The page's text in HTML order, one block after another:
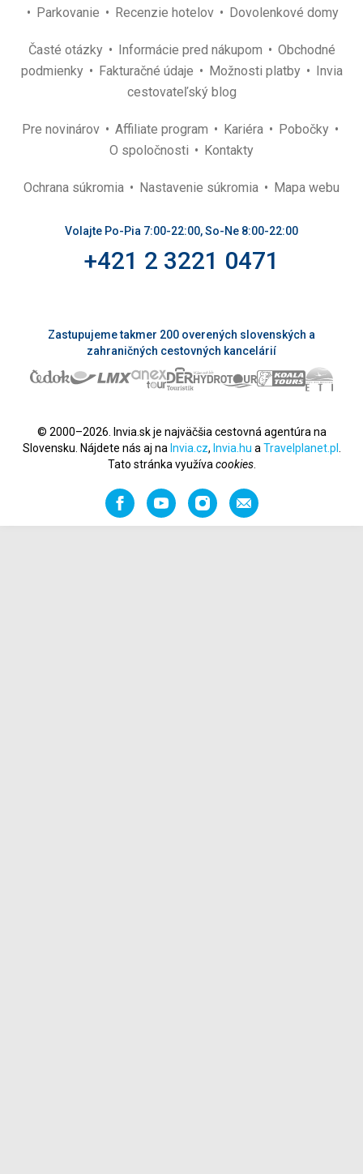
Parkovanie
Recenzie hotelov Dovolenkové domy
Časté otázky Informácie pred nákupom
Obchodné
podmienky
Fakturačné údaje Možnosti platby
Invia
cestovateľský blog
Pre novinárov Affiliate program Kariéra
Pobočky
O spoločnosti
Kontakty
Ochrana súkromia Nastavenie súkromia Mapa webu
Volajte Po-Pia 7:00-22:00, So-Ne 8:00-22:00
+421 2 3221 0471
Zastupujeme takmer 200 overených slovenských a
zahraničných cestovných kancelárií
© 2000–2026. Invia.sk je najväčšia cestovná agentúra na
Slovensku. Nájdete nás aj na Invia.cz, Invia.hu a Travelplanet.pl
Tato stránka využíva cookies.
FacebookYouTubeInstagramOdporučiť